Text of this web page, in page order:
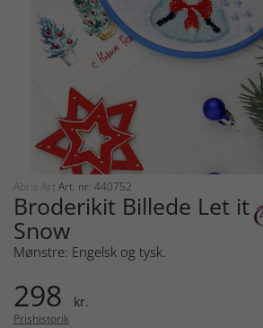
Abris Art Art. nr: 440752
Broderikit Billede Let it
Snow
Mønstre: Engelsk og tysk.
298 kr.
Prishistorik